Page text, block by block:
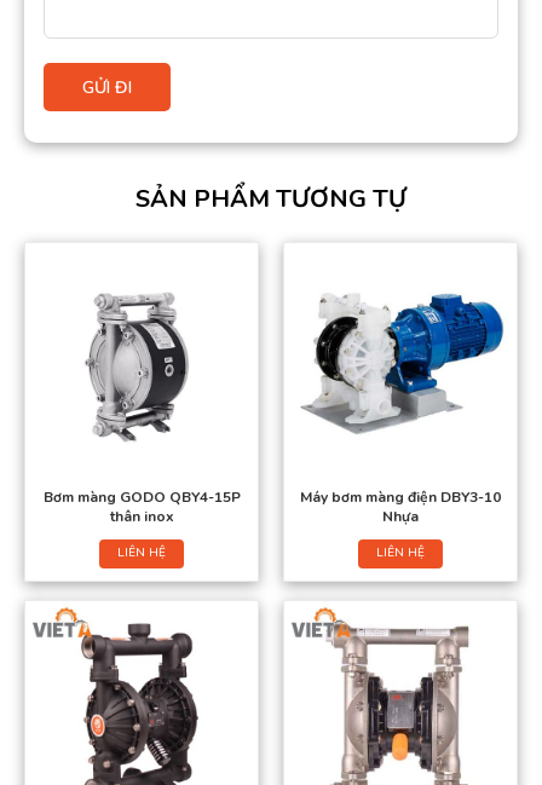
SẢN PHẨM TƯƠNG TỰ
Bơm màng GODO QBY4-15P
thân inox
LIÊN HỆ
Máy bơm màng điện DBY3-10
Nhựa
LIÊN HỆ